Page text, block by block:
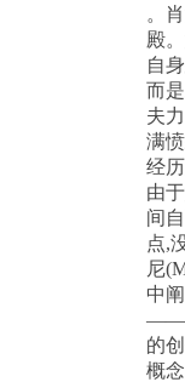
。
殿
自
而
夫
满
经历
由
间
点,
尼
中
———
的
概念